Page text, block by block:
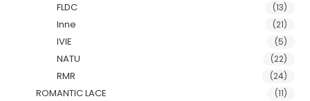
FLDC (13)
Inne (21)
IVIE (5)
NATU (22)
RMR (24)
ROMANTIC LACE (11)